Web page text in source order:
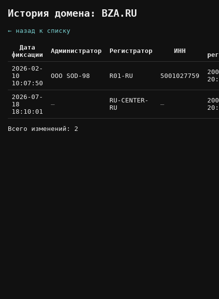
История домена: BZA.RU
← назад к списку
Дата
фиксации
Администратор Регистратор ИНН
2026-02-
10
10:07:50
OOO SOD-98 R01-RU 5001027759
2026-07-
18
18:10:01
—
RU-CENTER-
RU
—
Всего изменений: 2